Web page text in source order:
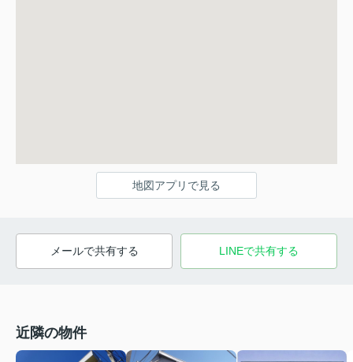
地図アプリで見る
メールで共有する LINEで共有する
近隣の物件